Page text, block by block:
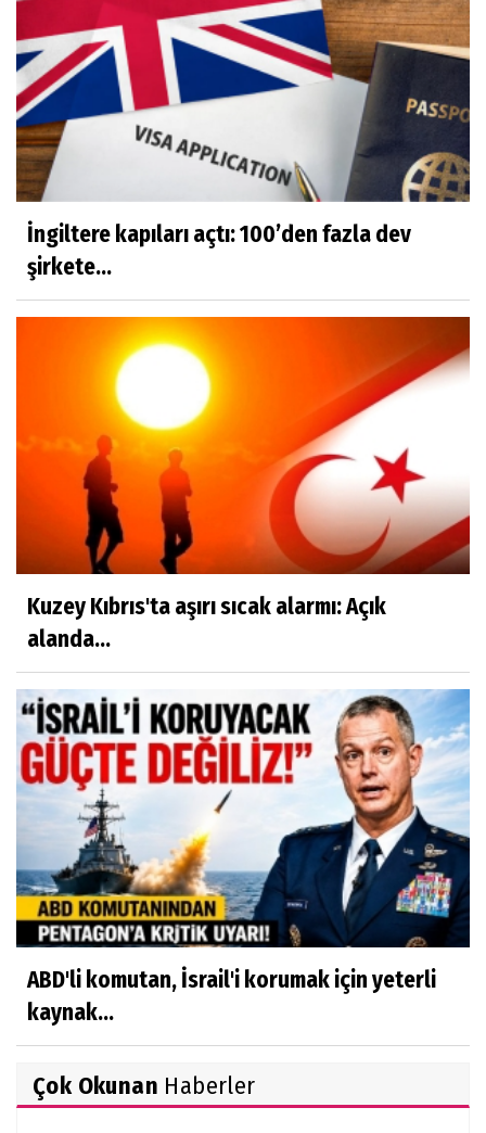
İngiltere kapıları açtı: 100’den fazla dev
şirkete...
Kuzey Kıbrıs'ta aşırı sıcak alarmı: Açık
alanda...
ABD'li komutan, İsrail'i korumak için yeterli
kaynak...
Çok Okunan Haberler